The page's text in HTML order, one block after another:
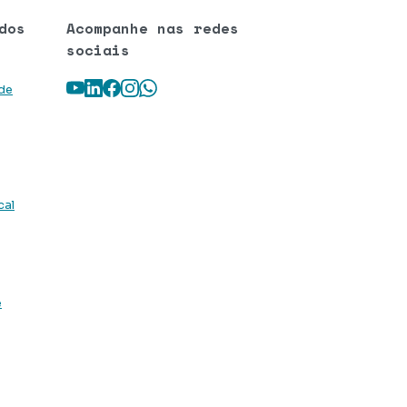
Acompanhe nas redes
sociais
Youtube
LinkedIn
Facebook
Instagram
WhatsApp